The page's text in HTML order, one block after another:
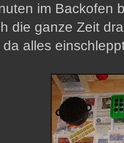
im Backofen
die ganze Zeit
da alles